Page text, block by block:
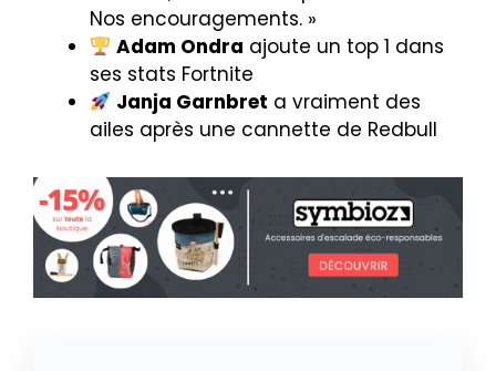
Nos encouragements. »
Adam Ondra ajoute un top 1 dans
ses stats Fortnite
Janja Garnbret a vraiment des
ailes après une cannette de Redbull